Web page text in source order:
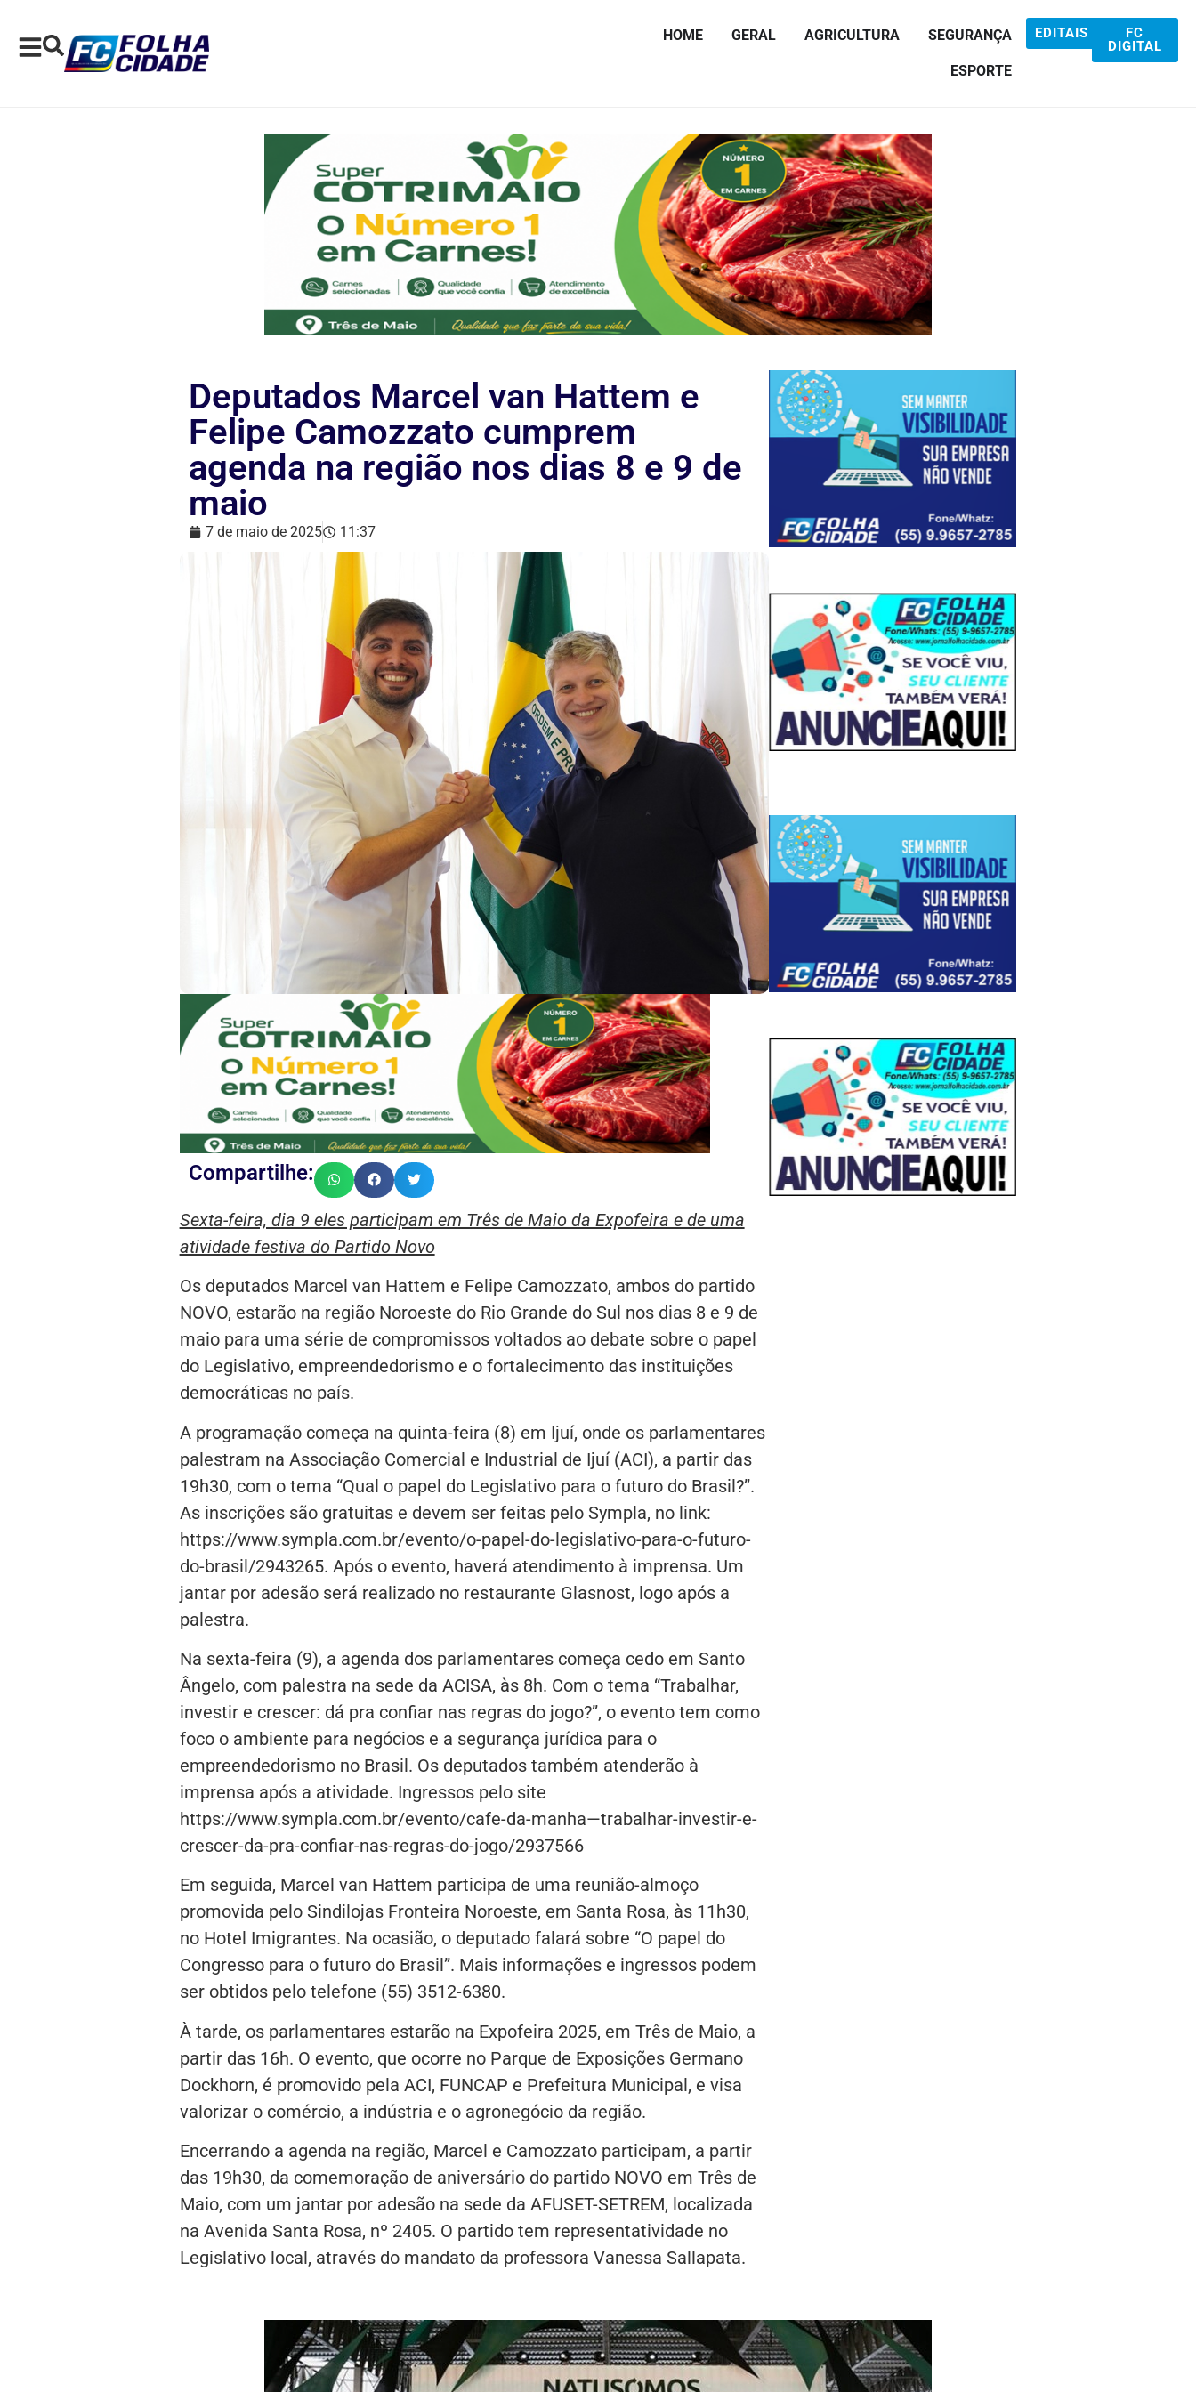
HOME GERAL AGRICULTURA SEGURANÇA
ESPORTE
EDITAIS
FC
DIGITAL
Deputados Marcel van Hattem e
Felipe Camozzato cumprem
agenda na região nos dias 8 e 9 de
maio
7 de maio de 2025 11:37
Compartilhe:
Sexta-feira, dia 9 eles participam em Três de Maio da Expofeira e de uma
atividade festiva do Partido Novo
Os deputados Marcel van Hattem e Felipe Camozzato, ambos do partido
NOVO, estarão na região Noroeste do Rio Grande do Sul nos dias 8 e 9 de
maio para uma série de compromissos voltados ao debate sobre o papel
do Legislativo, empreendedorismo e o fortalecimento das instituições
democráticas no país.
A programação começa na quinta-feira (8) em Ijuí, onde os parlamentares
palestram na Associação Comercial e Industrial de Ijuí (ACI), a partir das
19h30, com o tema “Qual o papel do Legislativo para o futuro do Brasil?”.
As inscrições são gratuitas e devem ser feitas pelo Sympla, no link:
https://www.sympla.com.br/evento/o-papel-do-legislativo-para-o-futuro-
do-brasil/2943265. Após o evento, haverá atendimento à imprensa. Um
jantar por adesão será realizado no restaurante Glasnost, logo após a
palestra.
Na sexta-feira (9), a agenda dos parlamentares começa cedo em Santo
Ângelo, com palestra na sede da ACISA, às 8h. Com o tema “Trabalhar,
investir e crescer: dá pra confiar nas regras do jogo?”, o evento tem como
foco o ambiente para negócios e a segurança jurídica para o
empreendedorismo no Brasil. Os deputados também atenderão à
imprensa após a atividade. Ingressos pelo site
https://www.sympla.com.br/evento/cafe-da-manha—trabalhar-investir-e-
crescer-da-pra-confiar-nas-regras-do-jogo/2937566
Em seguida, Marcel van Hattem participa de uma reunião-almoço
promovida pelo Sindilojas Fronteira Noroeste, em Santa Rosa, às 11h30,
no Hotel Imigrantes. Na ocasião, o deputado falará sobre “O papel do
Congresso para o futuro do Brasil”. Mais informações e ingressos podem
ser obtidos pelo telefone (55) 3512-6380.
À tarde, os parlamentares estarão na Expofeira 2025, em Três de Maio, a
partir das 16h. O evento, que ocorre no Parque de Exposições Germano
Dockhorn, é promovido pela ACI, FUNCAP e Prefeitura Municipal, e visa
valorizar o comércio, a indústria e o agronegócio da região.
Encerrando a agenda na região, Marcel e Camozzato participam, a partir
das 19h30, da comemoração de aniversário do partido NOVO em Três de
Maio, com um jantar por adesão na sede da AFUSET-SETREM, localizada
na Avenida Santa Rosa, nº 2405. O partido tem representatividade no
Legislativo local, através do mandato da professora Vanessa Sallapata.